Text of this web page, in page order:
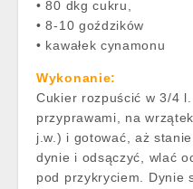
• 80 dkg cukru,
• 8-10 goździków
• kawałek cynamonu
Wykonanie:
Cukier rozpuścić w 3/4
przyprawami, na
j.w.) i gotować, aż
dynie i odsączyć, wlać
pod przykryciem. Dynie